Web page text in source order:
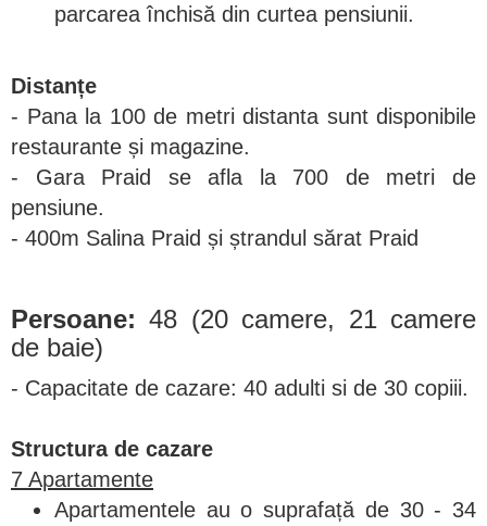
parcarea închisă din curtea pensiunii.
Distanțe
- Pana la 100 de metri distanta sunt disponibile
restaurante și magazine.
- Gara Praid se afla la 700 de metri de
pensiune.
- 400m Salina Praid și ștrandul sărat Praid
Persoane:48 (20 camere, 21 camere
de baie)
- Capacitate de cazare: 40 adulti si de 30 copiii.
Structura de cazare
7 Apartamente
Apartamentele au o suprafață de 30 - 34